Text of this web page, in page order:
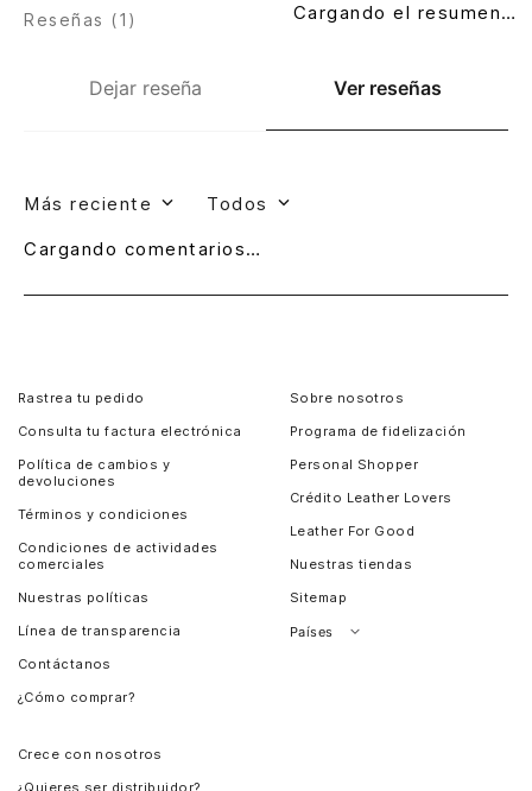
Dejar reseña Ver reseñas
Reseñas (1 ) Cargando el resumen…
Más reciente Todos
Cargando comentarios…
Rastrea tu pedido
Consulta tu factura electrónica
Política de cambios y
devoluciones
Términos y condiciones
Condiciones de actividades
comerciales
Nuestras políticas
Línea de transparencia
Contáctanos
¿Cómo comprar?
Sobre nosotros
Programa de fidelización
Personal Shopper
Crédito Leather Lovers
Leather For Good
Nuestras tiendas
Sitemap
Países
Crece con nosotros